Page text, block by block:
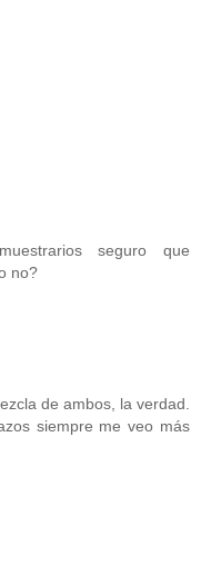
seguro que
no?
de ambos, la verdad.
siempre me veo más